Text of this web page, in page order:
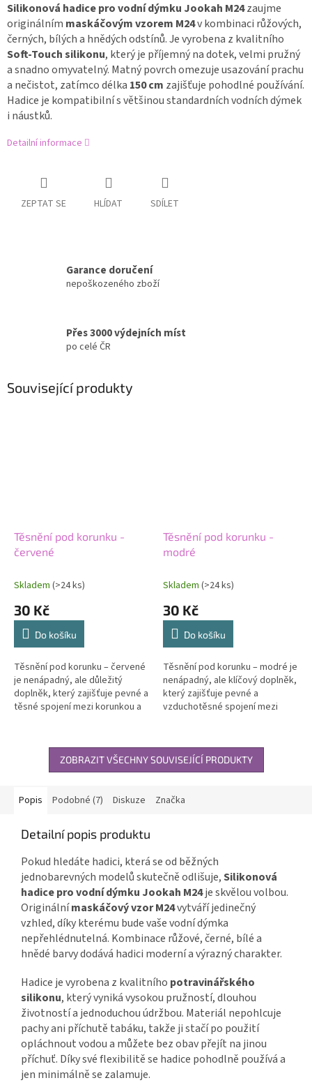
Silikonová hadice pro vodní dýmku Jookah M24zaujme
originálním maskáčovým vzorem M24v kombinaci růžových,
černých, bílých a hnědých odstínů. Je vyrobena z kvalitního
Soft-Touch silikonu, který je příjemný na dotek, velmi pružný
a snadno omyvatelný. Matný povrch omezuje usazování prachu
a nečistot, zatímco délka 150 cm zajišťuje pohodlné používání.
Hadice je kompatibilní s většinou standardních vodních dýmek
i náustků.
Detailní informace
ZEPTAT SE HLÍDAT SDÍLET
Garance doručení
nepoškozeného zboží
Přes 3000 výdejních míst
po celé ČR
Související produkty
Těsnění pod korunku -
červené
Skladem (>24 ks)
30 Kč
Do košíku
Těsnění pod korunku – červené
je nenápadný, ale důležitý
doplněk, který zajišťuje pevné a
těsné spojení mezi korunkou a
Těsnění pod korunku -
modré
Skladem (>24 ks)
30 Kč
Do košíku
Těsnění pod korunku – modré je
nenápadný, ale klíčový doplněk,
který zajišťuje pevné a
vzduchotěsné spojení mezi
ZOBRAZIT VŠECHNY SOUVISEJÍCÍ PRODUKTY
Popis Podobné (7) Diskuze Značka
Detailní popis produktu
Pokud hledáte hadici, která se od běžných
jednobarevných modelů skutečně odlišuje,Silikonová
hadice pro vodní dýmku Jookah M24je skvělou volbou.
Originálnímaskáčový vzor M24vytváří jedinečný
vzhled, díky kterému bude vaše vodní dýmka
nepřehlédnutelná. Kombinace růžové, černé, bílé a
hnědé barvy dodává hadici moderní a výrazný charakter.
Hadice je vyrobena z kvalitního potravinářského
silikonu, který vyniká vysokou pružností, dlouhou
životností a jednoduchou údržbou. Materiál nepohlcuje
pachy ani příchutě tabáku, takže ji stačí po použití
opláchnout vodou a můžete bez obav přejít na jinou
příchuť. Díky své flexibilitě se hadice pohodlně používá a
jen minimálně se zalamuje.